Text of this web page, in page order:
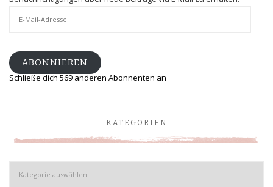
ABONNIEREN
Schließe dich 569 anderen Abonnenten an
KATEGORIEN
Kategorien